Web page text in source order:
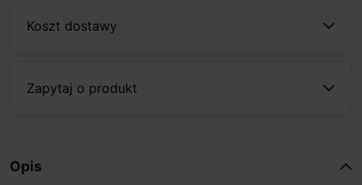
Koszt dostawy
Zapytaj o produkt
Opis